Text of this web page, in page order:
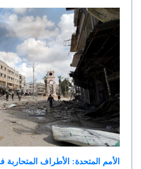
الأمم المتحدة: الأطراف